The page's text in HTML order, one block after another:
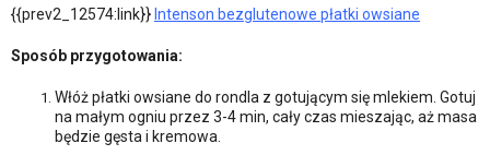
{{prev2_12574:link}} Intenson bezglutenowe płatki owsiane
Sposób przygotowania:
Włóż płatki owsiane do rondla z gotującym się mlekiem. Gotuj
na małym ogniu przez 3-4 min, cały czas mieszając, aż masa
będzie gęsta i kremowa.